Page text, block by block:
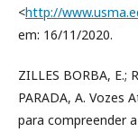
<http://
em: 16/11/2020.
ZILLES BORBA, E.;
PARADA, A. Vozes
para compreender